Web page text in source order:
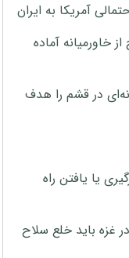
آمریکا به ایران
خاورمیانه آماده
آمریکا خانه‌ای در قشم را هدف
یا یافتن راه
غزه باید خلع سلاح